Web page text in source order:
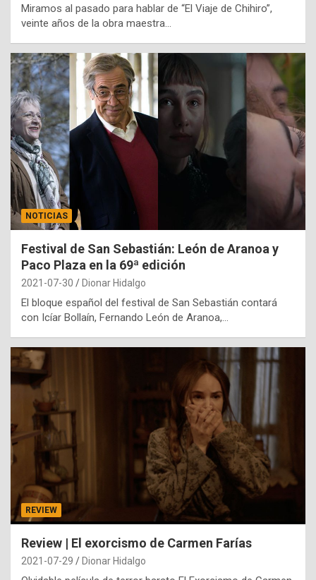
Miramos al pasado para hablar de “El Viaje de Chihiro”,
veinte años de la obra maestra…
NOTICIAS
Festival de San Sebastián: León de Aranoa y
Paco Plaza en la 69ª edición
2021-07-30 Dionar Hidalgo
El bloque español del festival de San Sebastián contará
con Icíar Bollaín, Fernando León de Aranoa,…
REVIEW
Review | El exorcismo de Carmen Farías
2021-07-29 Dionar Hidalgo